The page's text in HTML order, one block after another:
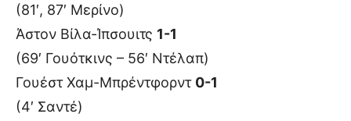
(81′, 87′ Μερίνο)
Άστον Βίλα-Ίπσουιτς 1-1
(69′ Γουότκινς – 56′ Ντέλαπ)
Γουέστ Χαμ-Μπρέντφορντ 0-1
(4′ Σαντέ)